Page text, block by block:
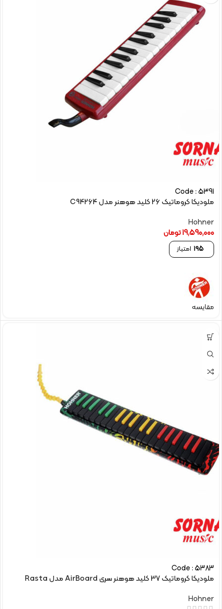
Code : 5391
ملودیکا کروماتیک 26 کلید هوهنر مدل C94264
Hohner
19,590,000تومان
195 امتیاز
مقایسه
Code : 5383
ملودیکا کروماتیک 37 کلید هوهنر سری AirBoard مدل Rasta
Hohner